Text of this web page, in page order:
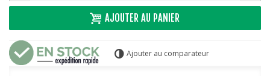
AJOUTER AU PANIER
Ajouter au comparateur